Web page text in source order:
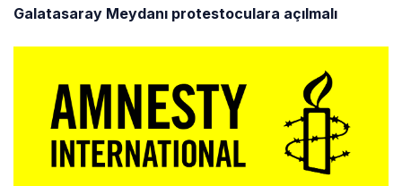
Galatasaray Meydanı protestoculara açılmalı